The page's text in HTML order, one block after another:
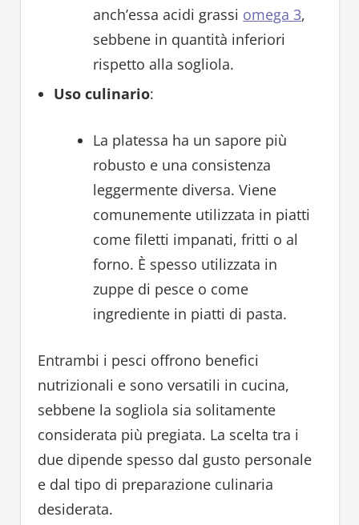
anch’essa acidi grassi omega 3,
sebbene in quantità inferiori
rispetto alla sogliola.
Uso culinario:
La platessa ha un sapore più
robusto e una consistenza
leggermente diversa. Viene
comunemente utilizzata in piatti
come filetti impanati, fritti o al
forno. È spesso utilizzata in
zuppe di pesce o come
ingrediente in piatti di pasta.
Entrambi i pesci offrono benefici
nutrizionali e sono versatili in cucina,
sebbene la sogliola sia solitamente
considerata più pregiata. La scelta tra i
due dipende spesso dal gusto personale
e dal tipo di preparazione culinaria
desiderata.